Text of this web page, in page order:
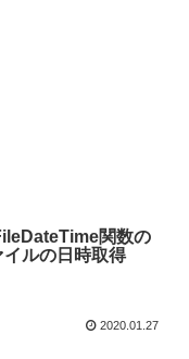
関数の
ルの日時取得
2020.01.27